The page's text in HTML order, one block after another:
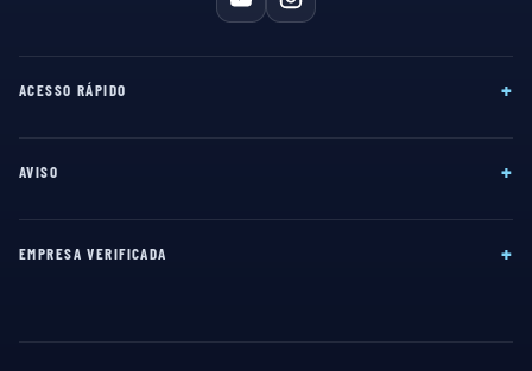
ACESSO RÁPIDO +
AVISO +
EMPRESA VERIFICADA +